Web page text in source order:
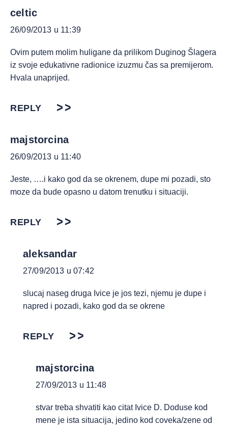
celtic
26/09/2013 u 11:39
Ovim putem molim huligane da prilikom Duginog Šlagera
iz svoje edukativne radionice izuzmu čas sa premijerom.
Hvala unaprijed.
REPLY
majstorcina
26/09/2013 u 11:40
Jeste, ….i kako god da se okrenem, dupe mi pozadi, sto
moze da bude opasno u datom trenutku i situaciji.
REPLY
aleksandar
27/09/2013 u 07:42
slucaj naseg druga Ivice je jos tezi, njemu je dupe i
napred i pozadi, kako god da se okrene
REPLY
majstorcina
27/09/2013 u 11:48
stvar treba shvatiti kao citat Ivice D. Doduse kod
mene je ista situacija, jedino kod coveka/zene od